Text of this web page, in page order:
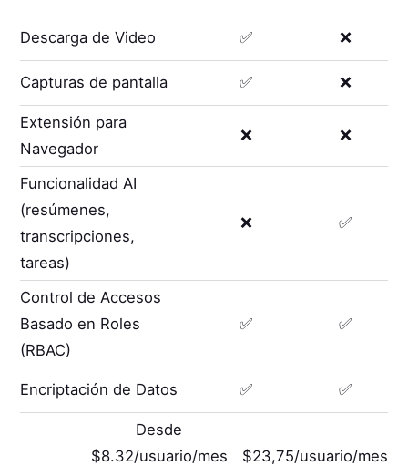
Descarga de Video ✅ ❌
Capturas de pantalla ✅ ❌
Extensión para
Navegador
❌ ❌
Funcionalidad AI
(resúmenes,
transcripciones,
tareas)
❌ ✅
Control de Accesos
Basado en Roles
(RBAC)
✅ ✅
Encriptación de Datos ✅ ✅
Desde
$8.32/usuario/mes
$23,75/usuario/mes